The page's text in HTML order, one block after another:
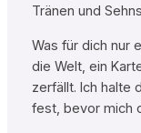
Tränen und
Was für dich nur
die Welt, ein
zerfällt. Ich halte
fest, bevor mich